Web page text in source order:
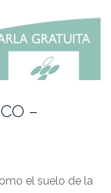
–
el suelo de la